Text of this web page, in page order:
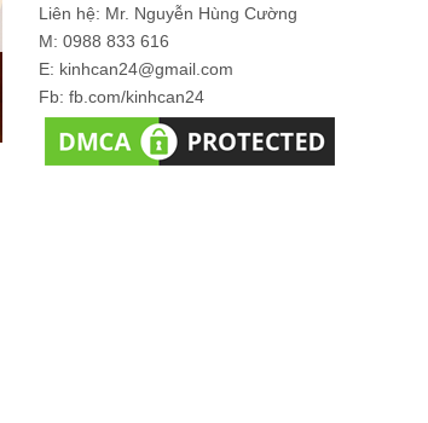
Liên hệ: Mr. Nguyễn Hùng Cường
M: 0988 833 616
E: kinhcan24@gmail.com
Fb: fb.com/kinhcan24